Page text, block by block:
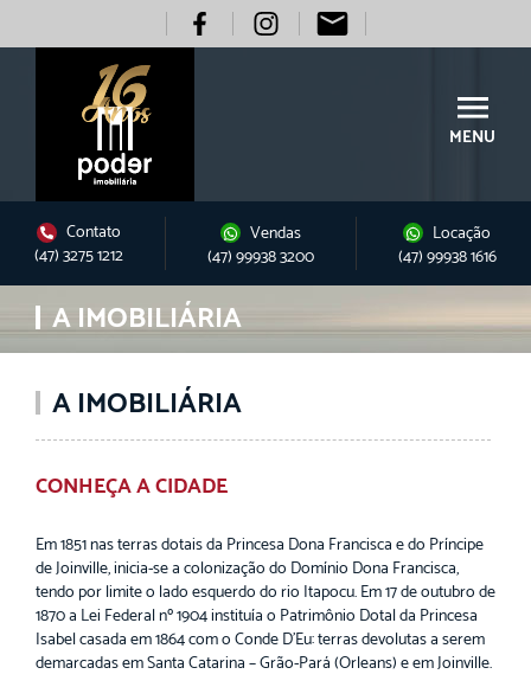
MENU
Contato
(47) 3275 1212
Vendas
(47) 99938 3200
Locação
(47) 99938 1616
A IMOBILIÁRIA
A IMOBILIÁRIA
CONHEÇA A CIDADE
Em 1851 nas terras dotais da Princesa Dona Francisca e do Príncipe
de Joinville, inicia-se a colonização do Domínio Dona Francisca,
tendo por limite o lado esquerdo do rio Itapocu. Em 17 de outubro de
1870 a Lei Federal nº 1904 instituía o Patrimônio Dotal da Princesa
Isabel casada em 1864 com o Conde D'Eu: terras devolutas a serem
demarcadas em Santa Catarina – Grão-Pará (Orleans) e em Joinville.